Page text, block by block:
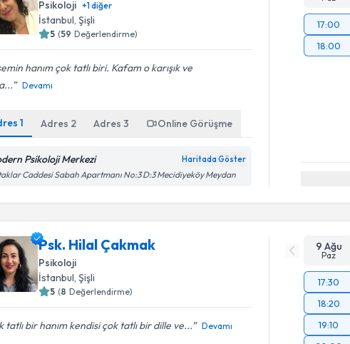
Psikoloji +1diğer
İstanbul ,Şişli
5 (59 Değerlendirme)
hanım çok tatlı biri. Kafam o karışık ve
Devamı
1 Adres 2 Adres3 Online Görüşme
Psikoloji Merkezi Haritada Göster
Caddesi Sabah Apartmanı No:3 D:3 Mecidiyeköy Meydan
17:00
18:00
Psk. Hilal Çakmak
Psikoloji
İstanbul,Şişli
5 (8 Değerlendirme)
tatlı bir hanım kendisi çok tatlı bir dille ve... Devamı
9 Ağu
Paz
17:30
18:20
19:10